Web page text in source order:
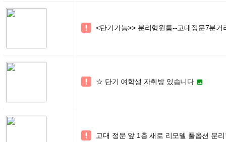
 <단기가능>> 분리형원룸--고대정문7분
 ☆ 단기 여학생 자취방 있습니다 
 고대 정문 앞 1층 새로 리모델 풀옵션 분